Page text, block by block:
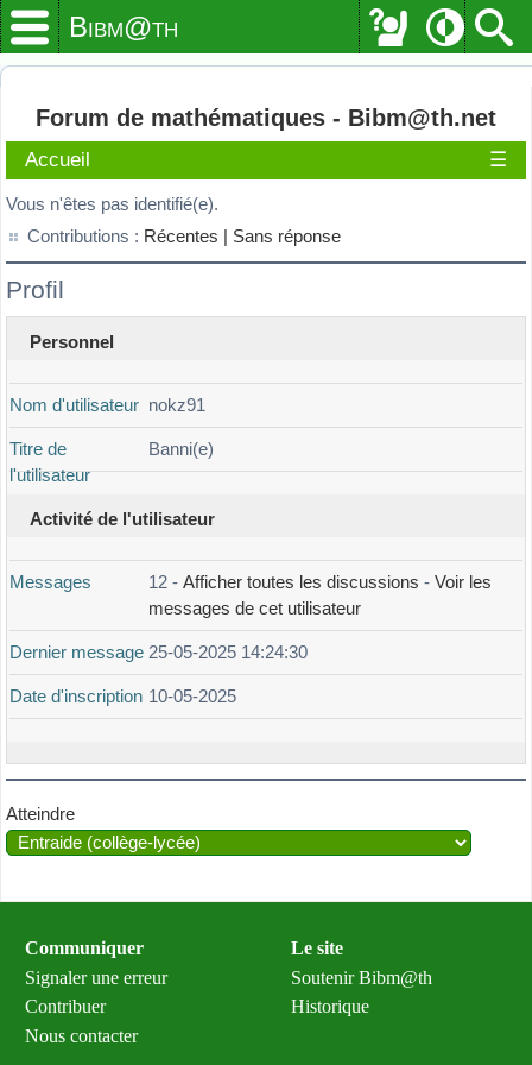
Bibm@th
Forum de mathématiques - Bibm@th.net
Accueil ☰
Vous n'êtes pas identifié(e).
Contributions : Récentes | Sans réponse
Profil
Personnel
Nom d'utilisateur nokz91
Titre de
l'utilisateur
Banni(e)
Activité de l'utilisateur
Messages 12 - Afficher toutes les discussions - Voir les
messages de cet utilisateur
Dernier message 25-05-2025 14:24:30
Date d'inscription 10-05-2025
Atteindre
Communiquer
Signaler une erreur
Contribuer
Nous contacter
Le site
Soutenir Bibm@th
Historique